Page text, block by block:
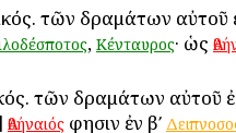
τῶν δραμάτων αὐτοῦ
, Κένταυρος· ὡς
τῶν δραμάτων αὐτοῦ
Ἀθήναιός φησιν ἐν βʹ